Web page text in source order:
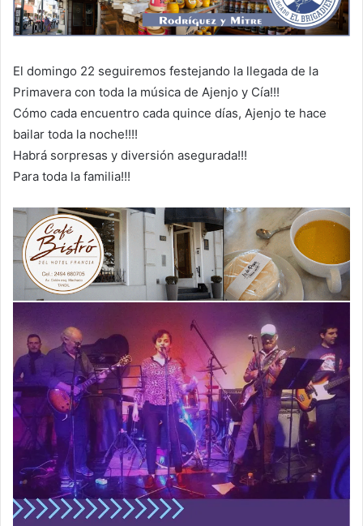
El domingo 22 seguiremos festejando la llegada de la
Primavera con toda la música de Ajenjo y Cía!!!
Cómo cada encuentro cada quince días, Ajenjo te hace
bailar toda la noche!!!!
Habrá sorpresas y diversión asegurada!!!
Para toda la familia!!!